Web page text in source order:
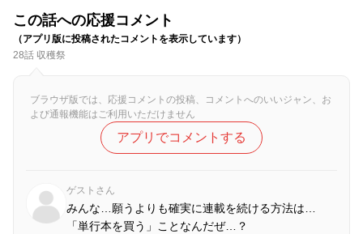
この話への応援コメント
（アプリ版に投稿されたコメントを表示しています）
28話 収穫祭
ブラウザ版では、応援コメントの投稿、コメントへのいいジャン、お
よび通報機能はご利用いただけません
アプリでコメントする
ゲストさん
みんな…願うよりも確実に連載を続ける方法は…
「単行本を買う」ことなんだぜ…？